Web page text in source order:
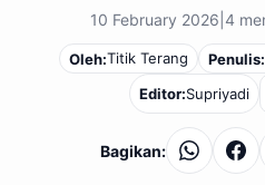
10 February 2026 4
Oleh:Titik Terang Penulis:
Editor:Supriyadi
Bagikan: WhatsApp